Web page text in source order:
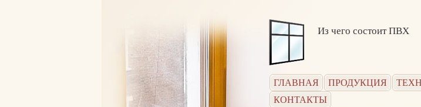
Из чего состоит ПВХ
ГЛАВНАЯ ПРОДУКЦИЯ
КОНТАКТЫ